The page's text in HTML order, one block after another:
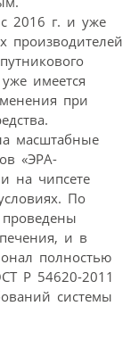
2016 г. и уже
производителей
имеется
при
масштабные
«ЭРА-
на чипсете
По
и в
полностью
Р 54620-2011
системы